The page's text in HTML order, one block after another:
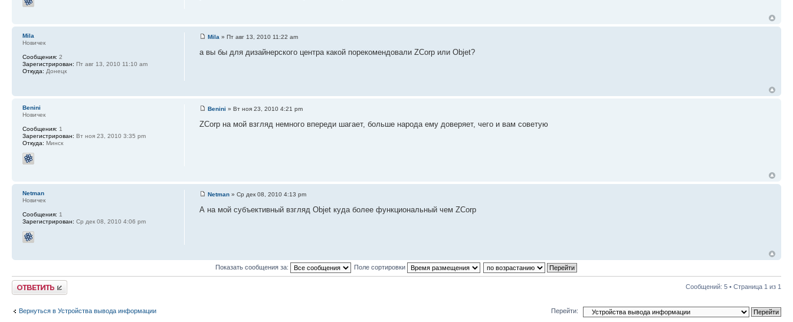
Mila » Пт авг 13, 2010 11:22 am
а вы бы для дизайнерского центра какой порекомендовали ZCorp или Objet?
Mila
Новичек
Сообщения: 2
Зарегистрирован: Пт авг 13, 2010 11:10 am
Откуда: Донецк
Benini » Вт ноя 23, 2010 4:21 pm
ZCorp на мой взгляд немного впереди шагает, больше народа ему доверяет, чего и вам советую
Benini
Новичек
Сообщения: 1
Зарегистрирован: Вт ноя 23, 2010 3:35 pm
Откуда: Минск
Netman » Ср дек 08, 2010 4:13 pm
А на мой субъективный взгляд Objet куда более функциональный чем ZCorp
Netman
Новичек
Сообщения: 1
Зарегистрирован: Ср дек 08, 2010 4:06 pm
Показать сообщения за: Поле сортировки
Ответить Сообщений: 5 • Страница 1 из 1
Вернуться в Устройства вывода информации Перейти: